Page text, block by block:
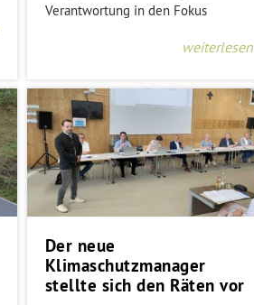
Verantwortung in den Fokus
weiterlesen
Der neue
Klimaschutzmanager
stellte sich den Räten vor